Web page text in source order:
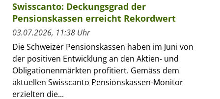
Swisscanto: Deckungsgrad der
Pensionskassen erreicht Rekordwert
03.07.2026, 11:38 Uhr
Die Schweizer Pensionskassen haben im Juni von
der positiven Entwicklung an den Aktien- und
Obligationenmärkten profitiert. Gemäss dem
aktuellen Swisscanto Pensionskassen-Monitor
erzielten die...